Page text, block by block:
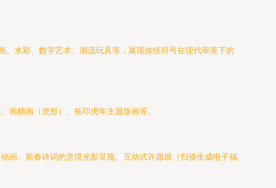
、水彩、数字艺术、潮流玩具等，展现传统符号在现代审美下的
画糖画（虎形）、拓印虎年主题版画等。
画、新春诗词的意境光影呈现、互动式许愿墙（扫描生成电子福